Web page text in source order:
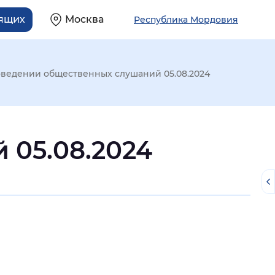
Москва Республика Мордовия
общественных слушаний 05.08.2024